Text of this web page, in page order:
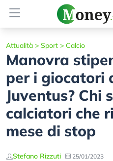
Attualità > Sport > Calcio
Manovra
per i giocatori
Juventus? Chi
calciatori che
mese di stop
Stefano Rizzuti 25/01/2023